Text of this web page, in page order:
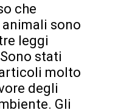
che
animali sono
leggi
stati
molto
degli
Gli